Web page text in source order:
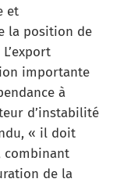
et
la position de
importante
à
d’instabilité
« il doit
combinant
de la